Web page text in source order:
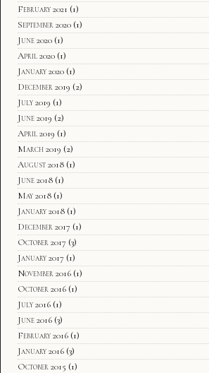
February 2021 (1)
September 2020 (1)
June 2020 (1)
April 2020 (1)
January 2020 (1)
December 2019 (2)
July 2019 (1)
June 2019 (2)
April 2019 (1)
March 2019 (2)
August 2018 (1)
June 2018 (1)
May 2018 (1)
January 2018 (1)
December 2017 (1)
October 2017 (3)
January 2017 (1)
November 2016 (1)
October 2016 (1)
July 2016 (1)
June 2016 (3)
February 2016 (1)
January 2016 (3)
October 2015 (1)